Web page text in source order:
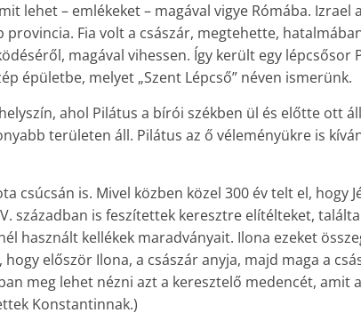
lehet – emlékeket – magával vigye Rómába. Izrael
provincia. Fia volt a császár, megtehette,
magával vihessen. Így került egy lépcsősor
épületbe, melyet „Szent Lépcső” néven ismerünk.
ahol Pilátus a bírói székben ül és előtte ott
területen áll. Pilátus az ő véleményükre is
csúcsán is. Mivel közben közel 300 év telt el, hogy
században is feszítettek keresztre elítélteket,
használt kellékek maradványait. Ilona ezeket
hogy először Ilona, a csá­szár anyja, majd maga a
meg lehet nézni azt a keresztelő medencét, amit
Konstan­tinnak.)